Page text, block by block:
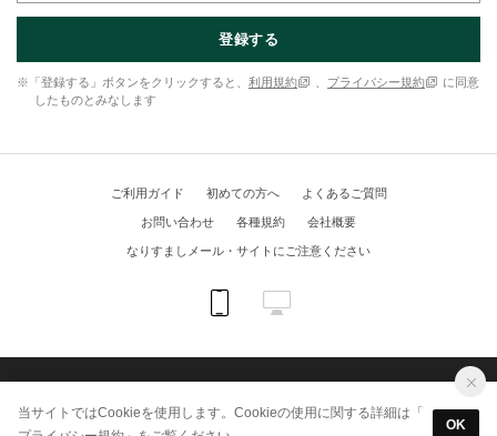
登録する
※「登録する」ボタンをクリックすると、 利用規約 プライバシー規約
に同意
したものとみなします
ご利用ガイド 初めての方へ よくあるご質問
お問い合わせ 各種規約 会社概要
なりすましメール・サイトにご注意ください
当サイトではCookieを使用します。Cookieの使用に関する詳細は「
OK